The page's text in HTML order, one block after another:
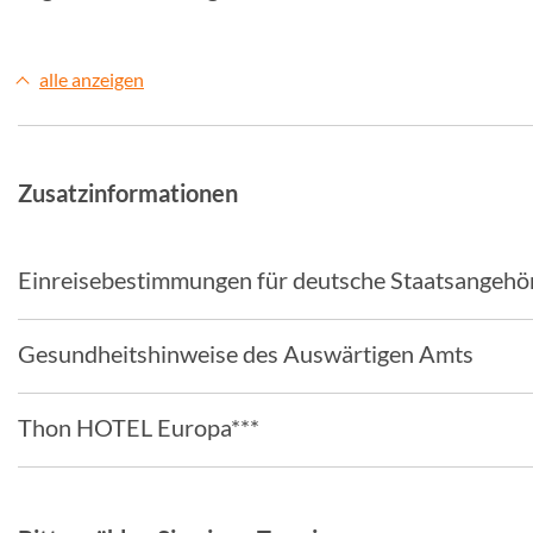
alle anzeigen
Zusatzinformationen
Einreisebestimmungen für deutsche
Gesundheitshinweise des Auswärtigen Amts
Thon HOTEL Europa***